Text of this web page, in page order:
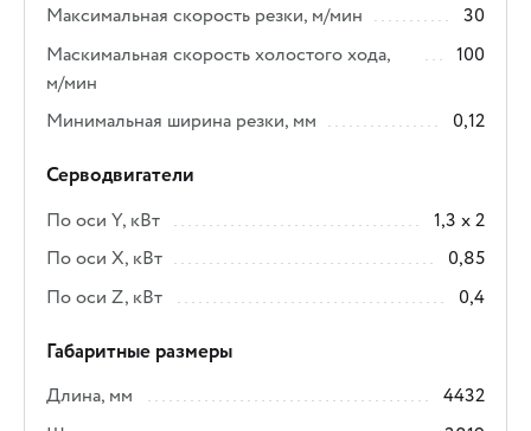
Максимальная скорость резки, м/мин
30
Маскимальная скорость холостого хода,
м/мин
100
Минимальная ширина резки, мм 0,12
Серводвигатели
По оси Y, кВт
1,3 x 2
По оси X, кВт
0,85
По оси Z, кВт
0,4
Габаритные размеры
Длина, мм
4432